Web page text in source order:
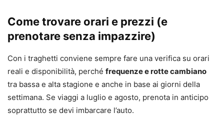
Come trovare orari e prezzi (e
prenotare senza impazzire)
Con i traghetti conviene sempre fare una verifica su orari
reali e disponibilità, perché frequenze e rotte cambiano
tra bassa e alta stagione e anche in base ai giorni della
settimana. Se viaggi a luglio e agosto, prenota in anticipo
soprattutto se devi imbarcare l’auto.